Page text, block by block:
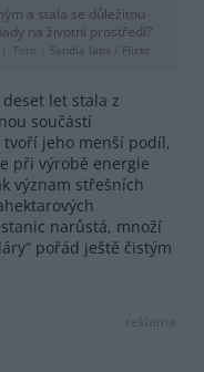
a stala se důležitou
na životní prostředí?
Foto | Sandia labs Flickr
let stala z
součástí
jeho menší podíl,
při výrobě energie
význam střešních
narůstá, množí
pořád ještě čistým
reklama